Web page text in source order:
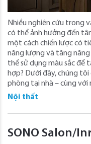
Nhiều nghiên cứu trong
có thể ảnh hưởng đến
một cách chiến lược có
năng lượng và tăng
thể sử dụng màu sắc để
hợp? Dưới đây, chúng tôi
phòng tại nhà – cùng với
Nội thất
SONO Salon/